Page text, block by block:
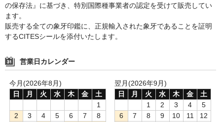
の保存法』に基づき、特別国際種事業者の認定を受けて販売してい
ます。
販売する全ての象牙印鑑に、正規輸入された象牙であることを証明
するCITESシールを添付いたします。
営業日カレンダー
今月(2026年8月)
日
月 火 水 木 金
土
1
2
3 4 5 6 7
8
翌月(2026年9月)
日
月 火 水 木 金
土
1
2 3 4
5
6
7 8 9 10 11
12